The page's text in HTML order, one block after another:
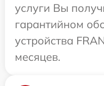
услуги Вы
гарантийном
устройства
месяцев.